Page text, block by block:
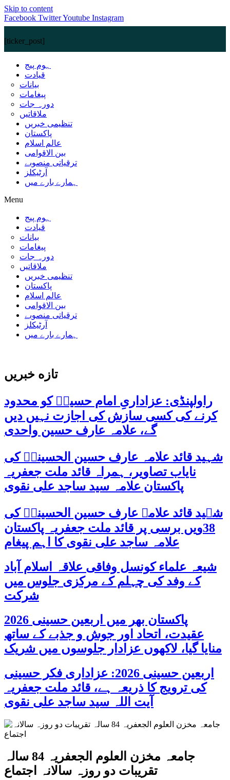
Skip to content
Facebook TwitterYoutube Instagram
[ticker_post]
ہوم پیج
قیادت
بیانات
پیغامات
دورہ جات
ملاقاتیں
تنظیمی خبریں
پاکستان
عالم اسلام
بین الاقوامی
ترقیاتی منصوبے
آرٹیکلز
ہمارے بارے میں
Menu
ہوم پیج
قیادت
بیانات
پیغامات
دورہ جات
ملاقاتیں
تنظیمی خبریں
پاکستان
عالم اسلام
بین الاقوامی
ترقیاتی منصوبے
آرٹیکلز
ہمارے بارے میں
تازه خبریں
راولپنڈی: عزاداریِ امام حسینؑ کو محدود
کرنے کی کسی سازش کی اجازت نہیں دیں
گے، علامہ عارف حسین واحدی
شہید قائد علامہ عارف حسین الحسینیؒ کی
نایاب تصاویر، ہمراہ قائد ملت جعفریہ
پاکستان علامہ سید ساجد علی نقوی
شہید قائد علامہ عارف حسین الحسینیؒ کی
38ویں برسی پر قائد ملت جعفریہ پاکستان
علامہ ساجد علی نقوی کا اہم پیغام
شیعہ علماء کونسل وفاقی علاقہ اسلام آباد
کے وفد کی چہلم کے مرکزی جلوس میں
شرکت
پاکستان بھر میں اربعین حسینی 2026
عقیدت، اتحاد اور جوش و جذبے کے ساتھ
منایا گیا، لاکھوں عزادار جلوسوں میں شریک
اربعین حسینی 2026: عزاداری فکر حسینی
کی ترویج کا ذریعہ ہے، قائد ملت جعفریہ
آیت اللہ سید ساجد علی نقوی
جامعہ مخزن العلوم الجعفریہ 84 سالہ
تقریبات دو روزہ سالانہ اجتماع